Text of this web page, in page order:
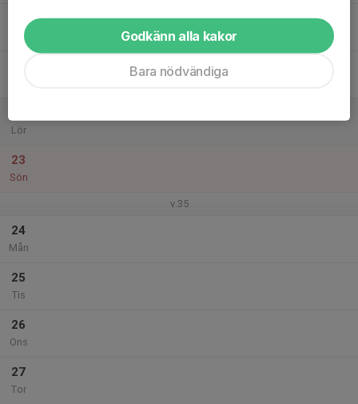
Tor
Lör
23
Sön
v.35
24
Mån
25
Tis
26
Ons
27
Tor
Godkänn alla kakor
Bara nödvändiga